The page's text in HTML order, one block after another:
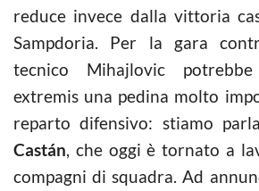
reduce invece dalla vittoria
Sampdoria. Per la gara
tecnico Mihajlovic
extremis una pedina molto
reparto difensivo: stiamo
Castán, che oggi è tornato a
compagni di squadra. Ad